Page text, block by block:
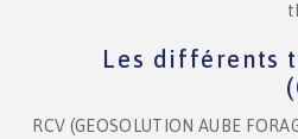
Les différents
RCV (GEOSOLUTION AUBE